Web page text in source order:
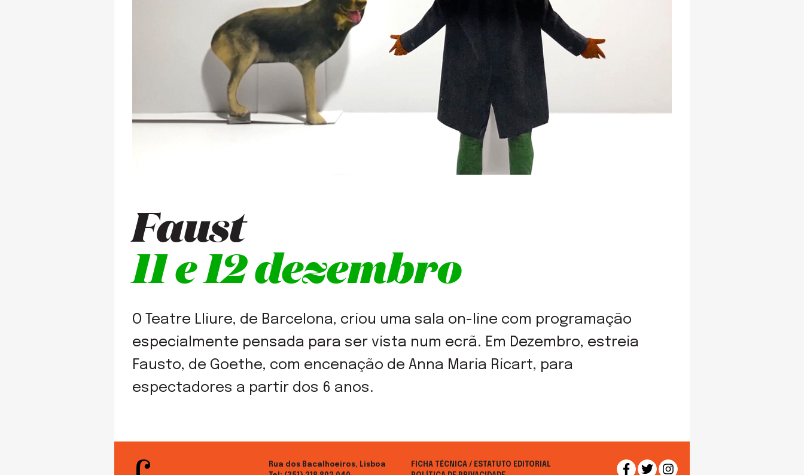
Faust
11 e 12 dezembro
O Teatre Lliure, de Barcelona, criou uma sala on-line com programação
especialmente pensada para ser vista num ecrã. Em Dezembro, estreia
Fausto, de Goethe, com encenação de Anna Maria Ricart, para
espectadores a partir dos 6 anos.
Rua dos Bacalhoeiros, Lisboa
FICHA TÉCNICA / ESTATUTO EDITORIAL